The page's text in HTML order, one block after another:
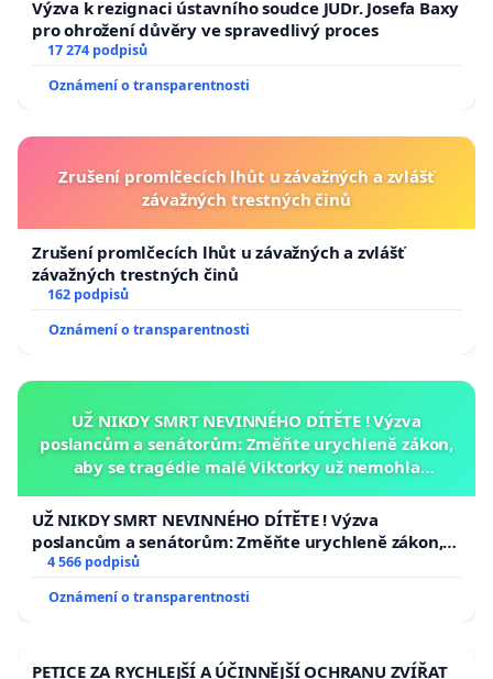
Výzva k rezignaci ústavního soudce JUDr. Josefa Baxy
pro ohrožení důvěry ve spravedlivý proces
17 274 podpisů
Oznámení o transparentnosti
Zrušení promlčecích lhůt u závažných a zvlášť
závažných trestných činů
Zrušení promlčecích lhůt u závažných a zvlášť
závažných trestných činů
162 podpisů
Oznámení o transparentnosti
UŽ NIKDY SMRT NEVINNÉHO DÍTĚTE ! Výzva
poslancům a senátorům: Změňte urychleně zákon,
aby se tragédie malé Viktorky už nemohla
UŽ NIKDY SMRT NEVINNÉHO DÍTĚTE ! Výzva
poslancům a senátorům: Změňte urychleně zákon,
aby se tragédie malé Viktorky už nemohla opakovat!
4 566 podpisů
Oznámení o transparentnosti
PETICE ZA RYCHLEJŠÍ A ÚČINNĚJŠÍ OCHRANU ZVÍŘAT